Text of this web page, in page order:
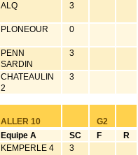
ALQ 3
PLONEOUR 0
PENN
SARDIN
3
CHATEAULIN
2
3
ALLER 10
G2
Equipe A
SC F
R
KEMPERLE 4
3